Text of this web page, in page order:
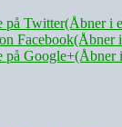
på Twitter(Åbner i
Facebook(Åbner
på Google+(Åbner